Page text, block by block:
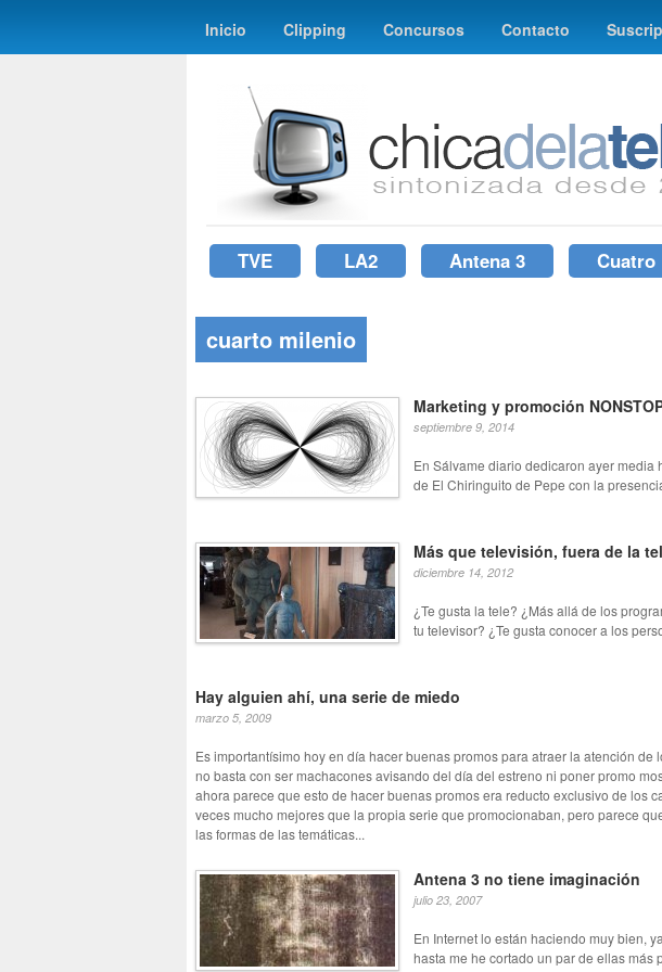
Inicio Clipping Concursos Contacto
TVE LA2 Antena 3 Cuatro
cuarto milenio
Marketing y promoción
septiembre 9, 2014
En Sálvame diario dedicaron ayer media
de El Chiringuito de Pepe con la
Más que televisión, fuera de la
diciembre 14, 2012
¿Te gusta la tele? ¿Más allá de los
tu televisor? ¿Te gusta conocer a los
Hay alguien ahí, una serie de miedo
marzo 5, 2009
Es importantísimo hoy en día hacer buenas promos para atraer la atención de
no basta con ser machacones avisando del día del estreno ni poner promo
ahora parece que esto de hacer buenas promos era reducto exclusivo de los
veces mucho mejores que la propia serie que promocionaban, pero parece
las formas de las temáticas...
Antena 3 no tiene imaginación
julio 23, 2007
En Internet lo están haciendo muy bien,
hasta me he cortado un par de ellas más